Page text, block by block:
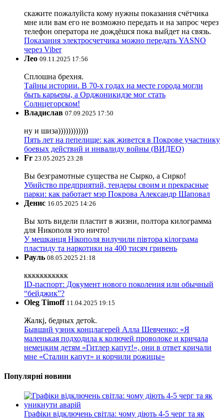
скажите пожалуйста кому нужны показания счётчика
мне или вам его не возможно передать и на запрос через
телефон оператора не дождёшся пока выйдет на связь.
Показания электросчетчика можно передать YASNO
через Viber
Лео 09.11.2025 17:56
Сплошна брехня.
Тайны истории. В 70-х годах на месте города могли
быть карьеры, а Орджоникидзе мог стать
Солнцегорском!
Владислав 07.09.2025 17:50
ну и шиза))))))))))))
Пять лет на пепелище: как живется в Покрове участнику
боевых действий и инвалиду войны (ВИДЕО)
Fr 23.05.2025 23:28
Вы безграмотные существа не Сырко, а Сирко!
Убийство предприятий, тендеры своим и прекрасные
парки: как работает мэр Покрова Александр Шаповал
Денис 16.05.2025 14:26
Вы хоть видели пластит в жизни, полтора килограмма
для Никополя это ничто!
У мешканця Нікополя вилучили півтора кілограма
пластиду та наркотики на 400 тисяч гривень
Рауль 08.05.2025 21:18
ккккккккккк
ID-паспорт: Документ нового поколения или обычный
“бейджик”?
Oleg Timoff 11.04.2025 19:15
Жалкj, бедных детok.
Бывший узник концлагерей Алла Шевченко: «Я
маленькая подходила к колючей проволоке и кричала
немецким детям «Гитлер капут!», они в ответ кричали
мне «Сталин капут» и корчили рожицы»
Популярні новини
Графіки відключень світла: чому діють 4-5 черг та як